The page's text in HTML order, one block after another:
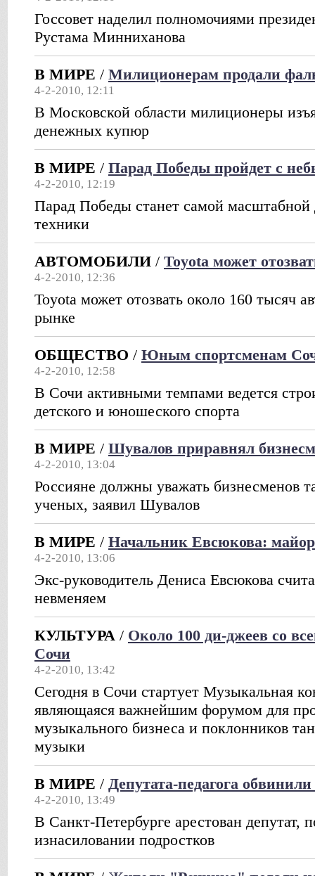
Госсовет наделил полномочиями
Рустама Минниханова
В МИРЕ / Милиционерам продали
4-2-2010, 12:11
В Московской области милиционеры
денежных купюр
В МИРЕ / Парад Победы пройдет с
4-2-2010, 12:19
Парад Победы станет самой масштабной
техники
АВТОМОБИЛИ / Toyota может
4-2-2010, 12:36
Toyota может отозвать около 160 тысяч
рынке
ОБЩЕСТВО / Юным спортсменам
4-2-2010, 12:58
В Сочи активными темпами ведется
детского и юношеского спорта
В МИРЕ / Шувалов приравнял
4-2-2010, 13:04
Россияне должны уважать бизнесменов
ученых, заявил Шувалов
В МИРЕ / Начальник Евсюкова:
4-2-2010, 13:06
Экс-руководитель Дениса Евсюкова
невменяем
КУЛЬТУРА / Около 100 ди-джеев со
Сочи
4-2-2010, 13:42
Сегодня в Сочи стартует Музыкальная
являющаяся важнейшим форумом для
музыкального бизнеса и поклонников
музыки
В МИРЕ / Депутата-педагога
4-2-2010, 13:49
В Санкт-Петербурге арестован депутат,
изнасиловании подростков